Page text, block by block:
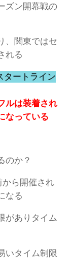
ズン開幕戦の
、関東ではセ
れる
タートライン
ルは装着され
なっている
のか？
から開催され
なる
がありタイム
いタイム制限